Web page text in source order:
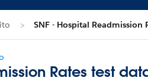
SNF - Hospital
Rates test